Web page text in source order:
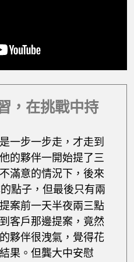
，在挑戰中持
一步一步走，才走到
的夥伴一開始提了三
滿意的情況下，後來
點子，但最後只有兩
案前一天半夜兩三點
客戶那邊提案，竟然
夥伴很洩氣，覺得花
果。但龔大中安慰